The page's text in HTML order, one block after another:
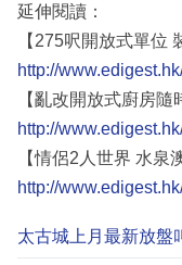
延伸閱讀：
【275呎開放式單位
http://
【亂改開放式廚房隨
http://
【情侶2人世界 水泉
http://
太古城上月最新放盤